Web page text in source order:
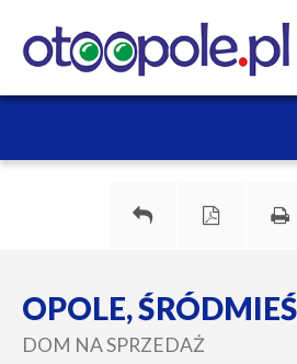
OPOLE,
DOM NA SPRZEDAŻ